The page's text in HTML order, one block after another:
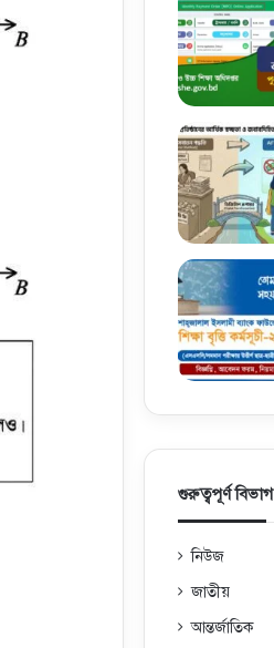
গুরুত্বপূর্ণ বিভাগ
নিউজ
জাতীয়
আন্তর্জাতিক